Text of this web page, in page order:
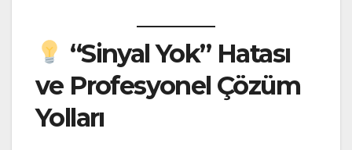
“Sinyal Yok” Hatası
ve Profesyonel Çözüm
Yolları